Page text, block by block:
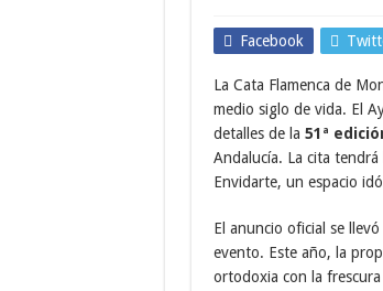
Facebook
La Cata Flamenca de
medio siglo de vida. El
detalles de la 51ª
Andalucía. La cita
Envidarte, un espacio
El anuncio oficial se
evento. Este año, la
ortodoxia con la